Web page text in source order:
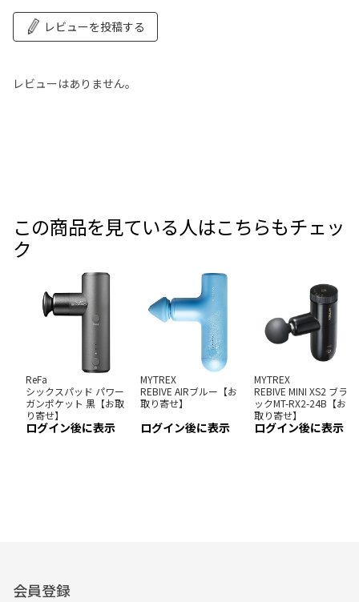
レビューを投稿する
レビューはありません。
この商品を見ている人はこちらもチェッ
ク
ReFa
シックスパッド パワー
ガンポケット 黒【お取
り寄せ】
ログイン後に表示
MYTREX
REBIVE AIRブルー【お
取り寄せ】
ログイン後に表示
MYTREX
REBIVE MINI XS2 ブラ
ックMT-RX2-24B【お
取り寄せ】
ログイン後に表示
会員登録